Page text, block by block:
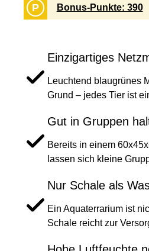
P Bonus-Punkte: 390
Einzigartiges
Leuchtend blaugrünes
Grund – jedes Tier ist
Gut in Gruppen
Bereits in einem
lassen sich kleine
Nur Schale als
Ein Aquaterrarium ist
Schale reicht zur